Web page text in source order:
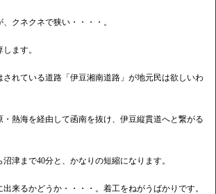
クネクネで狭い・・・・。
ます。
されている道路「伊豆湘南道路」が地元民は欲しいわ
熱海を経由して函南を抜け、伊豆縦貫道へと繋がる
津まで40分と、かなりの短縮になります。
来るかどうか・・・・。着工をねがうばかりです。